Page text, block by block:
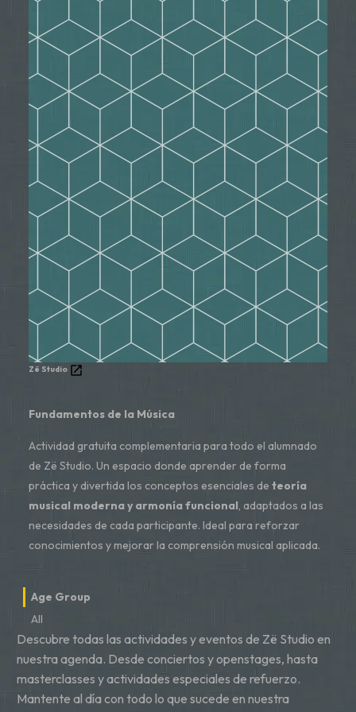
Zë Studio
Fundamentos de la Música
Actividad gratuita complementaria para todo el alumnado
de Zë Studio. Un espacio donde aprender de forma
práctica y divertida los conceptos esenciales de teoría
musical moderna y armonía funcional, adaptados a las
necesidades de cada participante. Ideal para reforzar
conocimientos y mejorar la comprensión musical aplicada.
Age Group
All
Descubre todas las actividades y eventos de Zë Studio en
nuestra agenda. Desde conciertos y openstages, hasta
masterclasses y actividades especiales de refuerzo.
Mantente al día con todo lo que sucede en nuestra